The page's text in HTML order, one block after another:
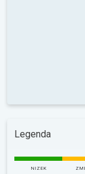
Legenda
NIZEK